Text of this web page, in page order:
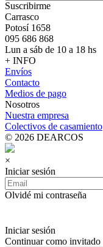
Suscribirme
Carrasco
Potosí 1658
095 686 868
Lun a sáb de 10 a 18 hs
+ INFO
Envíos
Contacto
Medios de pago
Nosotros
Nuestra empresa
Colectivos de casamiento
© 2026 DEARCOS
×
Iniciar sesión
Olvidé mi contraseña
Iniciar sesión
Continuar como invitado